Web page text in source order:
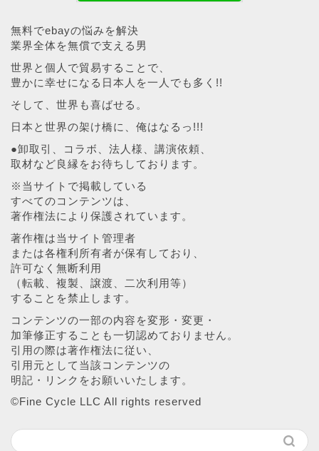
無料でebayの悩みを解決
業界全体を無償で支える男
世界と個人で貿易することで、
豊かに幸せになる日本人を一人でも多く!!
そして、世界も喜ばせる。
日本と世界の架け橋に、俺はなるっ!!!
●卸取引、コラボ、法人様、講演依頼、
取材など良縁をお待ちしております。
※当サイトで掲載している
すべてのコンテンツは、
著作権法により保護されています。
著作権は当サイト管理者
または各権利所有者が保有しており、
許可なく無断利用
（転載、複製、譲渡、二次利用等）
することを禁止します。
コンテンツの一部の内容を変形・変更・
加筆修正することも一切認めておりません。
引用の際は著作権法に従い、
引用元として当該コンテンツの
明記・リンクをお願いいたします。
©︎Fine Cycle LLC All rights reserved